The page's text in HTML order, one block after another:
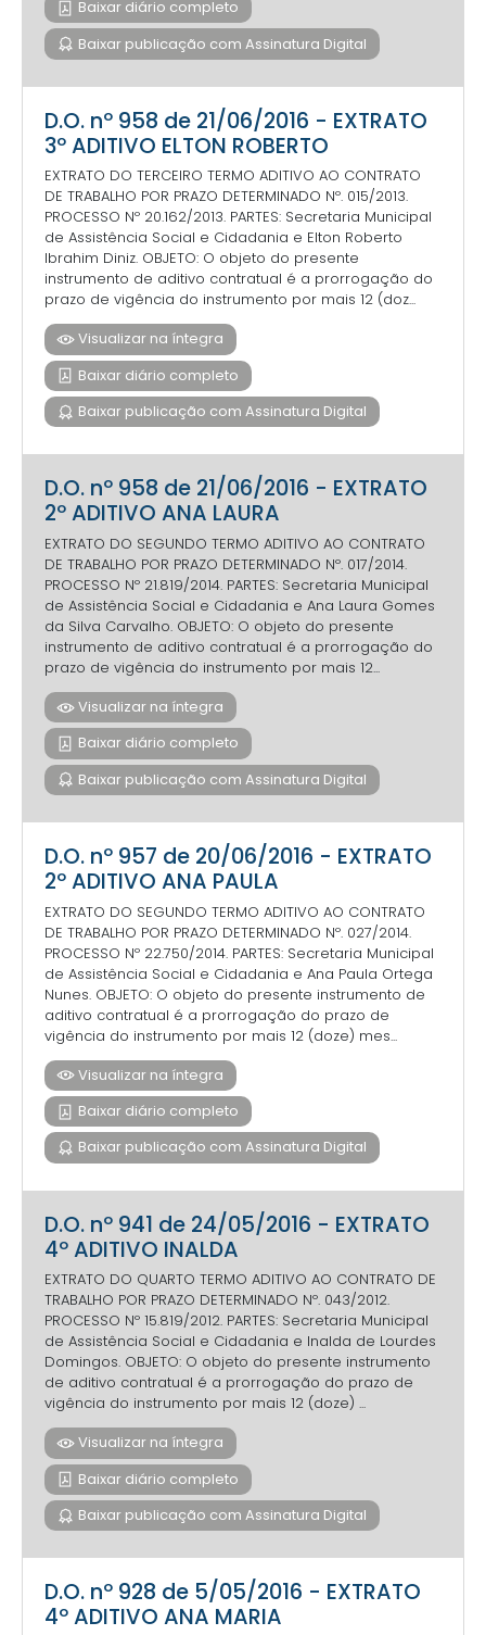
Baixar diário completo
Baixar publicação com Assinatura Digital
D.O. nº 958 de 21/06/2016 - EXTRATO
3º ADITIVO ELTON ROBERTO
EXTRATO DO TERCEIRO TERMO ADITIVO AO CONTRATO
DE TRABALHO POR PRAZO DETERMINADO Nº. 015/2013.
PROCESSO Nº 20.162/2013. PARTES: Secretaria Municipal
de Assistência Social e Cidadania e Elton Roberto
Ibrahim Diniz. OBJETO: O objeto do presente
instrumento de aditivo contratual é a prorrogação do
prazo de vigência do instrumento por mais 12 (doz...
Visualizar na íntegra
Baixar diário completo
Baixar publicação com Assinatura Digital
D.O. nº 958 de 21/06/2016 - EXTRATO
2º ADITIVO ANA LAURA
EXTRATO DO SEGUNDO TERMO ADITIVO AO CONTRATO
DE TRABALHO POR PRAZO DETERMINADO Nº. 017/2014.
PROCESSO Nº 21.819/2014. PARTES: Secretaria Municipal
de Assistência Social e Cidadania e Ana Laura Gomes
da Silva Carvalho. OBJETO: O objeto do presente
instrumento de aditivo contratual é a prorrogação do
prazo de vigência do instrumento por mais 12...
Visualizar na íntegra
Baixar diário completo
Baixar publicação com Assinatura Digital
D.O. nº 957 de 20/06/2016 - EXTRATO
2º ADITIVO ANA PAULA
EXTRATO DO SEGUNDO TERMO ADITIVO AO CONTRATO
DE TRABALHO POR PRAZO DETERMINADO Nº. 027/2014.
PROCESSO Nº 22.750/2014. PARTES: Secretaria Municipal
de Assistência Social e Cidadania e Ana Paula Ortega
Nunes. OBJETO: O objeto do presente instrumento de
aditivo contratual é a prorrogação do prazo de
vigência do instrumento por mais 12 (doze) mes...
Visualizar na íntegra
Baixar diário completo
Baixar publicação com Assinatura Digital
D.O. nº 941 de 24/05/2016 - EXTRATO
4º ADITIVO INALDA
EXTRATO DO QUARTO TERMO ADITIVO AO CONTRATO DE
TRABALHO POR PRAZO DETERMINADO Nº. 043/2012.
PROCESSO Nº 15.819/2012. PARTES: Secretaria Municipal
de Assistência Social e Cidadania e Inalda de Lourdes
Domingos. OBJETO: O objeto do presente instrumento
de aditivo contratual é a prorrogação do prazo de
vigência do instrumento por mais 12 (doze) ...
Visualizar na íntegra
Baixar diário completo
Baixar publicação com Assinatura Digital
D.O. nº 928 de 5/05/2016 - EXTRATO
4º ADITIVO ANA MARIA